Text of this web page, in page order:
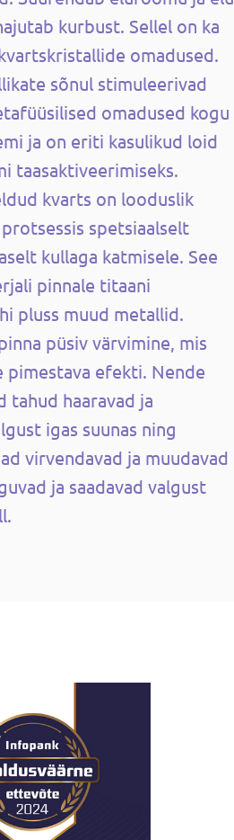
kurbust. Sellel on ka
omadused.
sõnul stimuleerivad
omadused kogu
ja on eriti kasulikud loid
taasaktiveerimiseks.
kvarts on looduslik
spetsiaalselt
kullaga katmisele. See
pinnale titaani
pluss muud metallid.
püsiv värvimine, mis
efekti. Nende
tahud haaravad ja
igas suunas ning
virvendavad ja muudavad
ja saadavad valgust